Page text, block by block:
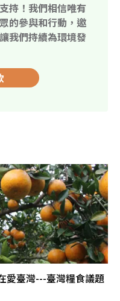
持！我們相信唯有
的參與和行動，邀
我們持續為環境發
愛臺灣---臺灣糧食議題